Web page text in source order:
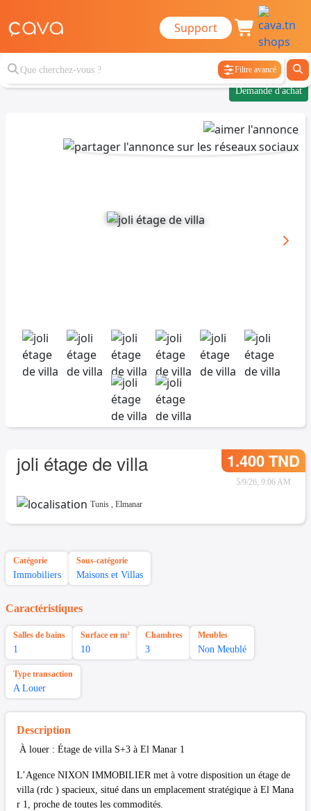
Support
Filtre avancé
Demande d'achat
joli étage de villa 1.400 TND
5/9/26, 9:06 AM
Tunis , Elmanar
Catégorie
Immobiliers
Sous-catégorie
Maisons et Villas
Caractéristiques
Salles de bains
1
Surface en m²
10
Chambres
3
Meubles
Non Meublé
Type transaction
A Louer
Description
À louer : Étage de villa S+3 à El Manar 1
L’Agence NIXON IMMOBILIER met à votre disposition un étage de
villa (rdc ) spacieux, situé dans un emplacement stratégique à El Mana
r 1, proche de toutes les commodités.